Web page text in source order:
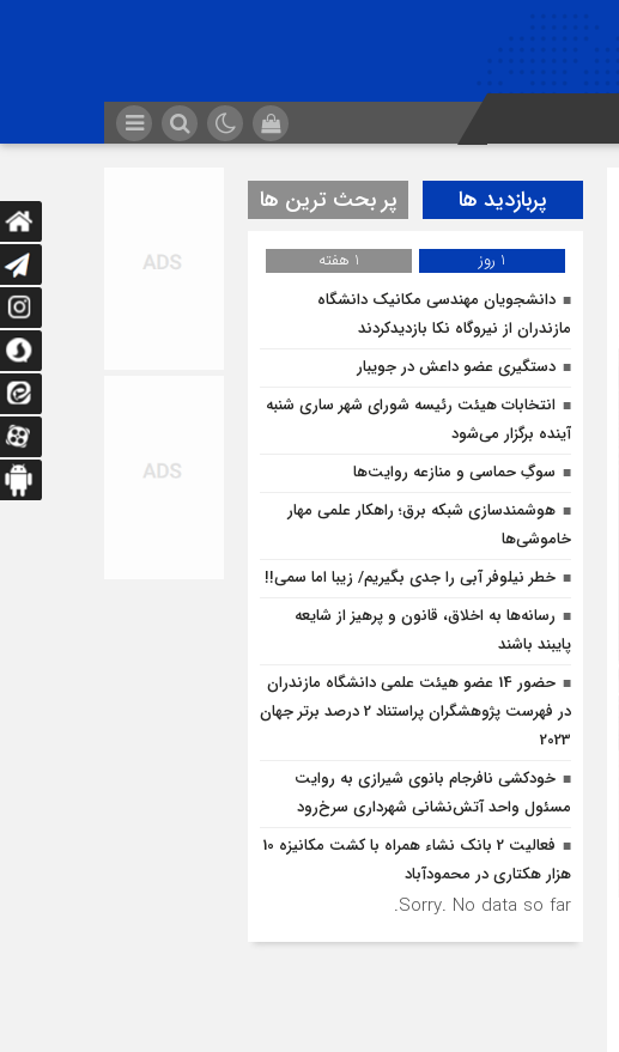
پربازدید ها پر بحث ترین ها
1 روز
1 هفته
دانشجویان مهندسی مکانیک دانشگاه
مازندران از نيروگاه نکا بازديدكردند
دستگیری عضو داعش در جویبار
انتخابات هیئت رئیسه شورای شهر ساری شنبه
آینده برگزار می‌شود
سوگِ حماسی و منازعه روایت‌ها
هوشمندسازی شبکه برق؛ راهکار علمی مهار
خاموشی‌ها
خطر نیلوفر آبی را جدی بگیریم/ زیبا اما سمی!!
رسانه‌ها به اخلاق، قانون و پرهیز از شایعه
پایبند باشند
حضور 14 عضو هیئت علمی دانشگاه مازندران
در فهرست پژوهشگران پراستناد 2 درصد برتر جهان
2023
خودکشی نافرجام بانوی شیرازی به روایت
مسئول واحد آتش‌نشانی شهرداری سرخ‌رود
فعالیت 2 بانک نشاء همراه با کشت مکانیزه 10
هزار هکتاری در محمودآباد
Sorry. No data so far.